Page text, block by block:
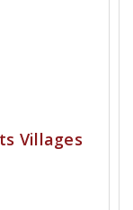
Villages